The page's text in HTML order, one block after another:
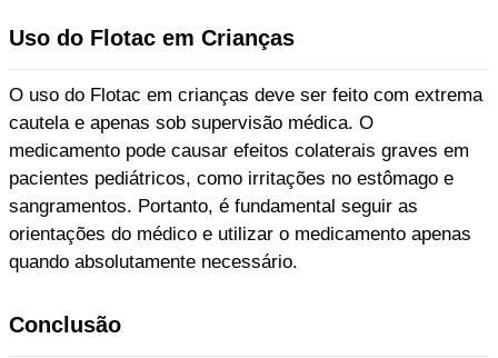
Uso do Flotac em Crianças
O uso do Flotac em crianças deve ser feito com extrema
cautela e apenas sob supervisão médica. O
medicamento pode causar efeitos colaterais graves em
pacientes pediátricos, como irritações no estômago e
sangramentos. Portanto, é fundamental seguir as
orientações do médico e utilizar o medicamento apenas
quando absolutamente necessário.
Conclusão